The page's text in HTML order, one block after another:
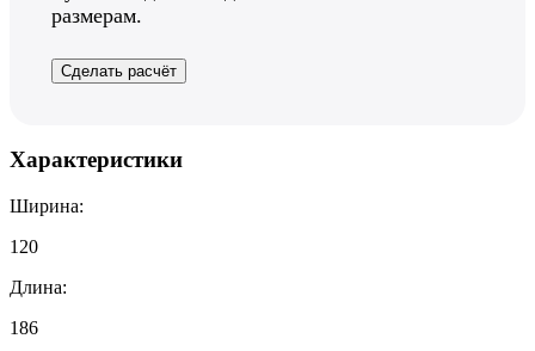
размерам.
Сделать расчёт
Характеристики
Ширина:
120
Длина:
186